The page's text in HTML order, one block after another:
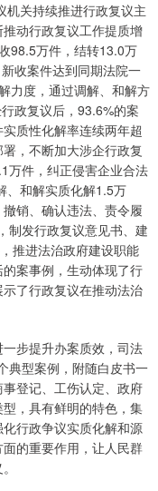
关持续推进行政复议主
动行政复议工作提质增
98.5万件，结转13.0万
收案件达到同期法院一
力度，通过调解、和解方
政复议后，93.6%的案
质性化解率连续两年超
，不断加大涉企行政复
万件，纠正侵害企业合法
、和解实质化解1.5万
销、确认违法、责令履
制发行政复议意见书、建
推进法治政府建设职能
案事例，生动体现了行
了行政复议在推动法治
步提升办案质效，司法
典型案例，附随白皮书一
登记、工伤认定、政府
，具有鲜明的特色，集
行政争议实质化解和源
的重要作用，让人民群